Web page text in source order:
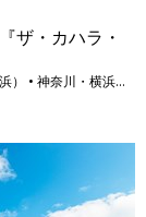
ザ・カハラ・
近畿日本ツーリスト（ザ・カハラ・ホテル＆リゾート 横浜） • 神奈川・横浜（みなとみらい）